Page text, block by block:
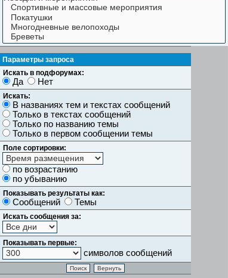
Параметры запроса
Искать в подфорумах:
Да Нет
Искать:
В названиях тем и текстах сообщений
Только в текстах сообщений
Только по названию темы
Только в первом сообщении темы
Поле сортировки:
по возрастанию
по убыванию
Показывать результаты как:
Сообщений Темы
Искать сообщения за:
Показывать первые:
символов сообщений